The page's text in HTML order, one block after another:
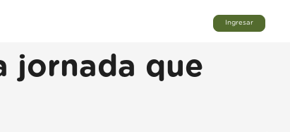
Ingresar
jornada que